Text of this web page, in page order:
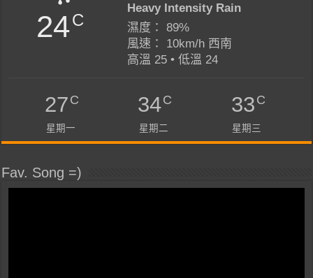
24C
Heavy Intensity Rain
濕度： 89%
風速： 10km/h 西南
高溫 25 • 低溫 24
27C
星期一
34C
星期二
33C
星期三
Fav. Song =)